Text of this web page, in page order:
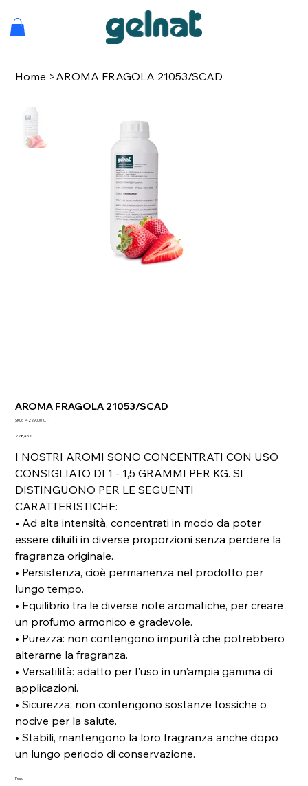
Home >AROMA FRAGOLA 21053/SCAD
AROMA FRAGOLA 21053/SCAD
SKU:
SKU
422900010.T1
Prezzo
228,45 €
I NOSTRI AROMI SONO CONCENTRATI CON USO
CONSIGLIATO DI 1 - 1,5 GRAMMI PER KG. SI
DISTINGUONO PER LE SEGUENTI
CARATTERISTICHE:
• Ad alta intensità, concentrati in modo da poter
essere diluiti in diverse proporzioni senza perdere la
fragranza originale.
• Persistenza, cioè permanenza nel prodotto per
lungo tempo.
• Equilibrio tra le diverse note aromatiche, per creare
un profumo armonico e gradevole.
• Purezza: non contengono impurità che potrebbero
alterarne la fragranza.
• Versatilità: adatto per l'uso in un'ampia gamma di
applicazioni.
• Sicurezza: non contengono sostanze tossiche o
nocive per la salute.
• Stabili, mantengono la loro fragranza anche dopo
un lungo periodo di conservazione.
Peso